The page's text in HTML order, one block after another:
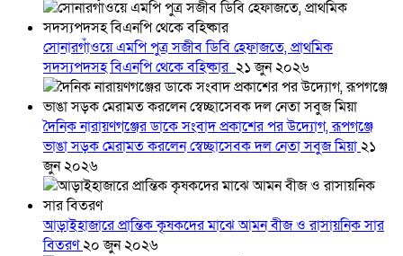
সোনারগাঁওয়ে এমপি পুত্র সজীব ডিবি হেফাজতে, প্রাথমিক
সদস্যপদসহ বিএনপি থেকে বহিষ্কার ২১ জুন ২০২৬
দৈনিক নারায়ণগঞ্জের ডাকে সংবাদ প্রকাশের পর উদ্যোগ, রূপগঞ্জে
ভাঙা সড়ক মেরামত করলেন স্বেচ্ছাসেবক দল নেতা সবুজ মিয়া২১
জুন ২০২৬
আড়াইহাজারে প্রান্তিক কৃষকদের মাঝে আমন বীজ ও রাসায়নিক সার
বিতরণ২০ জুন ২০২৬